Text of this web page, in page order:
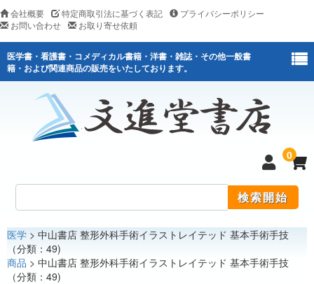
会社概要 特定商取引法に基づく表記
プライバシーポリシー
お問い合わせ
お取り寄せ依頼
医学書・看護書・コメディカル書籍・洋書・雑誌・その他一般書
籍・および関連商品の販売をいたしております。
0
医学
看護
医学 > 中山書店 整形外科手術イラストレイテッド 基本手術手技
（分類：49)
商品 > 中山書店 整形外科手術イラストレイテッド 基本手術手技
（分類：49)